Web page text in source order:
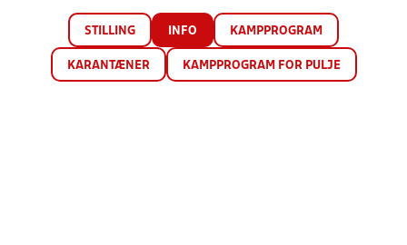
STILLING INFO KAMPPROGRAM
KARANTÆNER KAMPPROGRAM FOR PULJE